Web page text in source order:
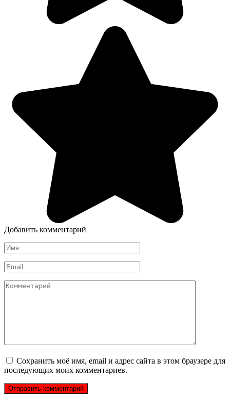
Добавить комментарий
Имя
*
Email
*
Комментарий
Сохранить моё имя, email и адрес сайта в этом браузере для
последующих моих комментариев.